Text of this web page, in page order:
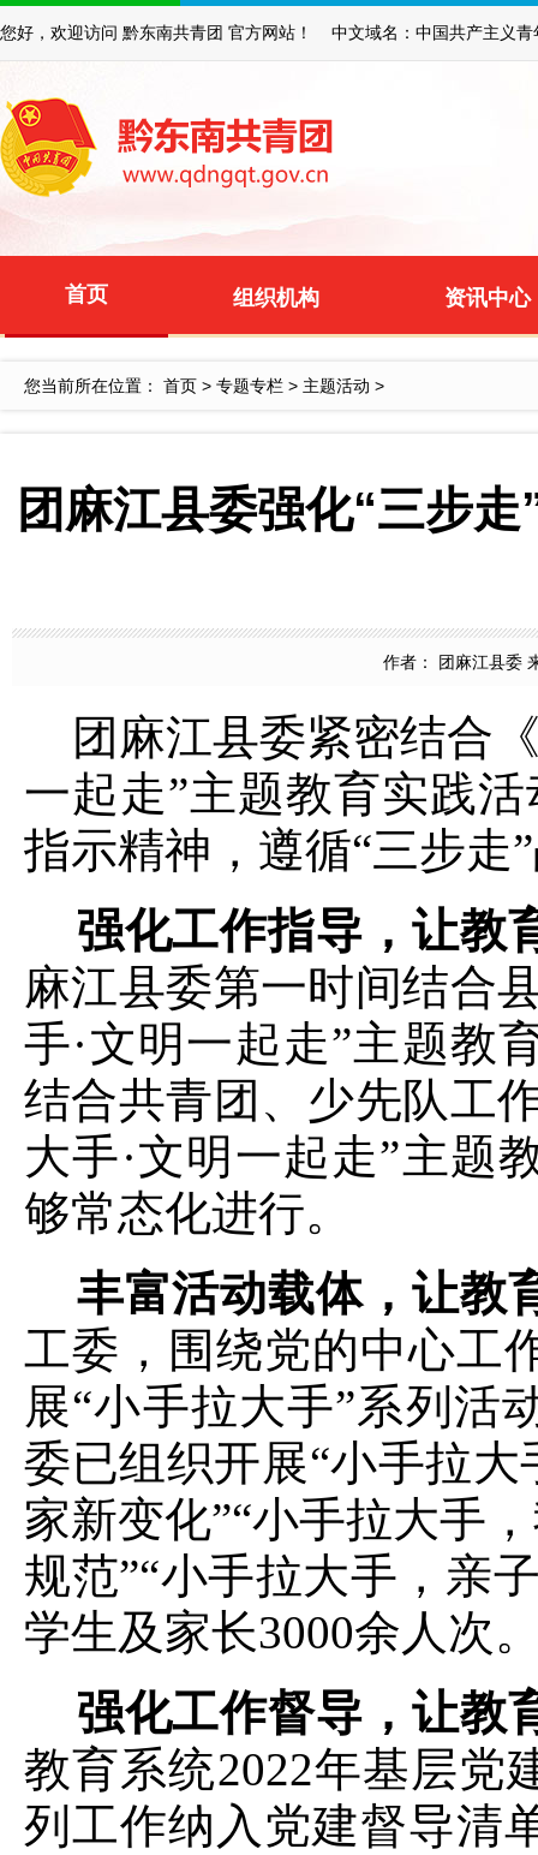
您好，欢迎访问 黔东南共青团 官方网站！ 中文域名：中国共产主义青
首页 组织机构 资讯中心
您当前所在位置： 首页 > 专题专栏 > 主题活动 >
团麻江县委强化“三步
作者： 团麻江县委
团麻江县委紧密结合
一起走”主题教育实践
指示精神，遵循“三步走
强化工作指导，让教
麻江县委第一时间结合
手·文明一起走”主题教
结合共青团、少先队工
大手·文明一起走”主题
够常态化进行。
丰富活动载体，让教
工委，围绕党的中心工
展“小手拉大手”系列活
委已组织开展“小手拉
家新变化”“小手拉大手
规范”“小手拉大手，亲
学生及家长3000余人次
强化工作督导，让教
教育系统2022年基层党
列工作纳入党建督导清